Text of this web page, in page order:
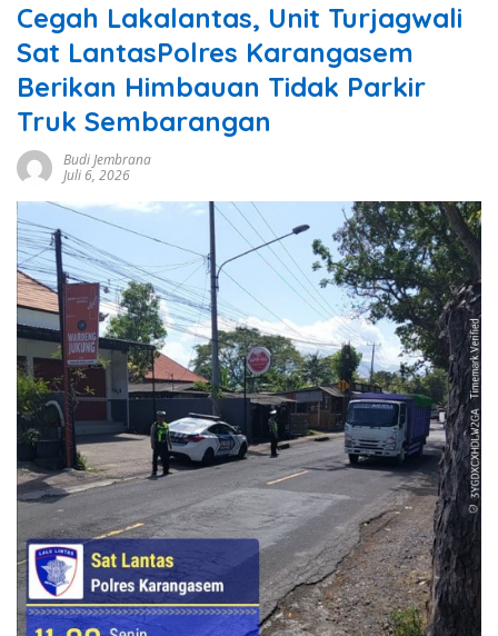
Cegah Lakalantas, Unit Turjagwali
Sat LantasPolres Karangasem
Berikan Himbauan Tidak Parkir
Truk Sembarangan
Budi Jembrana
Juli 6, 2026